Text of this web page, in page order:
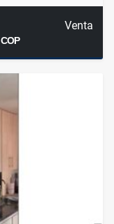
Venta
COP